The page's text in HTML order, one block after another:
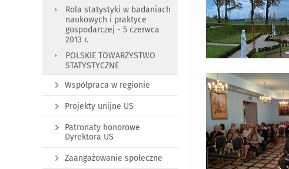
Rola statystyki w badaniach
naukowych i praktyce
gospodarczej - 5 czerwca
2013 r.
POLSKIE TOWARZYSTWO
STATYSTYCZNE
Współpraca w regionie
Projekty unijne US
Patronaty honorowe
Dyrektora US
Zaangażowanie społeczne